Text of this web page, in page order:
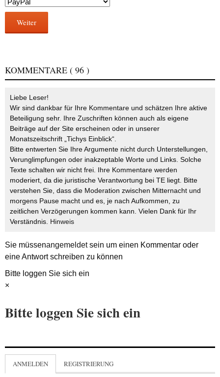
Weiter
KOMMENTARE ( 96 )
Liebe Leser!
Wir sind dankbar für Ihre Kommentare und schätzen Ihre aktive
Beteiligung sehr. Ihre Zuschriften können auch als eigene
Beiträge auf der Site erscheinen oder in unserer
Monatszeitschrift „Tichys Einblick“.
Bitte entwerten Sie Ihre Argumente nicht durch Unterstellungen,
Verunglimpfungen oder inakzeptable Worte und Links. Solche
Texte schalten wir nicht frei. Ihre Kommentare werden
moderiert, da die juristische Verantwortung bei TE liegt. Bitte
verstehen Sie, dass die Moderation zwischen Mitternacht und
morgens Pause macht und es, je nach Aufkommen, zu
zeitlichen Verzögerungen kommen kann. Vielen Dank für Ihr
Verständnis. Hinweis
Sie müssenangemeldetsein um einen Kommentar oder
eine Antwort schreiben zu können
Bitte loggen Sie sich ein
×
Bitte loggen Sie sich ein
ANMELDEN REGISTRIERUNG